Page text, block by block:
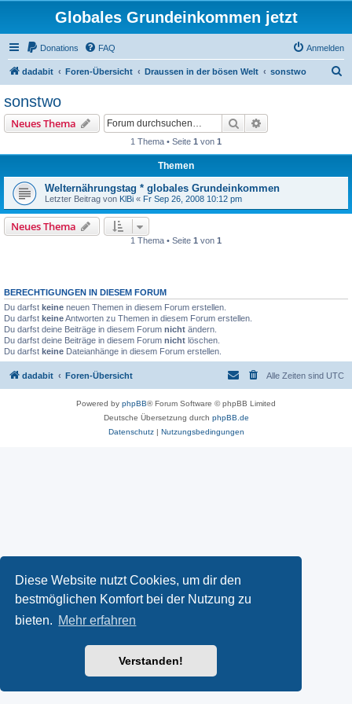
Diese Website nutzt Cookies, um dir den
bestmöglichen Komfort bei der Nutzung zu
bieten. Mehr erfahren
Verstanden!
Globales Grundeinkommen jetzt
Donations FAQ Anmelden
dadabit Foren-Übersicht Draussen in der bösen Welt sonstwo
sonstwo
Neues Thema Suche
1 Thema • Seite 1 von 1
Themen
Welternährungstag * globales Grundeinkommen
Letzter Beitrag von KlBi « Fr Sep 26, 2008 10:12 pm
Neues Thema
1 Thema • Seite 1 von 1
BERECHTIGUNGEN IN DIESEM FORUM
Du darfst keine neuen Themen in diesem Forum erstellen.
Du darfst keineAntworten zu Themen in diesem Forum erstellen.
Du darfst deine Beiträge in diesem Forum nicht ändern.
Du darfst deine Beiträge in diesem Forum nicht löschen.
Du darfst keine Dateianhänge in diesem Forum erstellen.
dadabit Foren-Übersicht Alle Zeiten sind UTC
Powered by phpBB® Forum Software © phpBB Limited
Deutsche Übersetzung durch phpBB.de
Datenschutz| Nutzungsbedingungen